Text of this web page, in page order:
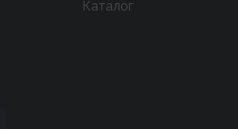
Каталог